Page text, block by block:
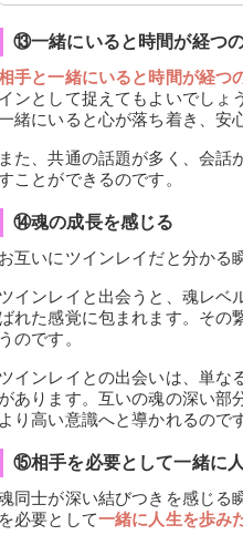
⑬一緒にいると時間が経つ
手と一緒にいると時間が経つ
インとして捉えてもよいでしょ
緒にいると心が落ち着き、安
また、共通の話題が多く、会話
ことができるのです。
⑭魂の成長を感じる
お互いにツインレイだと分かる
ツインレイと出会うと、魂レベ
ばれた感覚に包まれます。その
うのです。
ツインレイとの出会いは、単な
があります。互いの魂の深い部
より高い意識へと導かれるので
⑮相手を必要として一緒に
同士が深い結びつきを感じる
を必要として一緒に人生を歩み